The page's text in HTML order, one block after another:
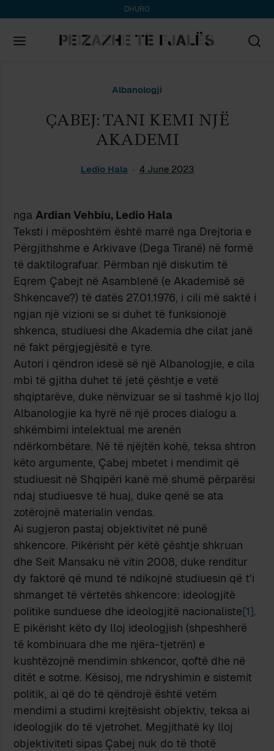
DHURO
Albanologji
ÇABEJ: TANI KEMI NJË
AKADEMI
Ledio Hala 4 June 2023
ngaArdian Vehbiu, Ledio Hala
Teksti i mëposhtëm është marrë nga Drejtoria e
Përgjithshme e Arkivave (Dega Tiranë) në formë
të daktilografuar. Përmban një diskutim të
Eqrem Çabejt në Asamblenë (e Akademisë së
Shkencave?) të datës 27.01.1976, i cili më saktë i
ngjan një vizioni se si duhet të funksionojë
shkenca, studiuesi dhe Akademia dhe cilat janë
në fakt përgjegjësitë e tyre.
Autori i qëndron idesë së një Albanologjie, e cila
mbi të gjitha duhet të jetë çështje e vetë
shqiptarëve, duke nënvizuar se si tashmë kjo lloj
Albanologjie ka hyrë në një proces dialogu a
shkëmbimi intelektual me arenën
ndërkombëtare. Në të njëjtën kohë, teksa shtron
këto argumente, Çabej mbetet i mendimit që
studiuesit në Shqipëri kanë më shumë përparësi
ndaj studiuesve të huaj, duke qenë se ata
zotërojnë materialin vendas.
Ai sugjeron pastaj objektivitet në punë
shkencore. Pikërisht për këtë çështje shkruan
dhe Seit Mansaku në vitin 2008, duke renditur
dy faktorë që mund të ndikojnë studiuesin që t’i
shmanget të vërtetës shkencore: ideologjitë
politike sunduese dhe ideologjitë nacionaliste[1].
E pikërisht këto dy lloj ideologjish (shpeshherë
të kombinuara dhe me njëra-tjetrën) e
kushtëzojnë mendimin shkencor, qoftë dhe në
ditët e sotme. Kësisoj, me ndryshimin e sistemit
politik, ai që do të qëndrojë është vetëm
mendimi a studimi krejtësisht objektiv, teksa ai
ideologjik do të vjetrohet. Megjithatë ky lloj
objektiviteti sipas Çabej nuk do të thotë